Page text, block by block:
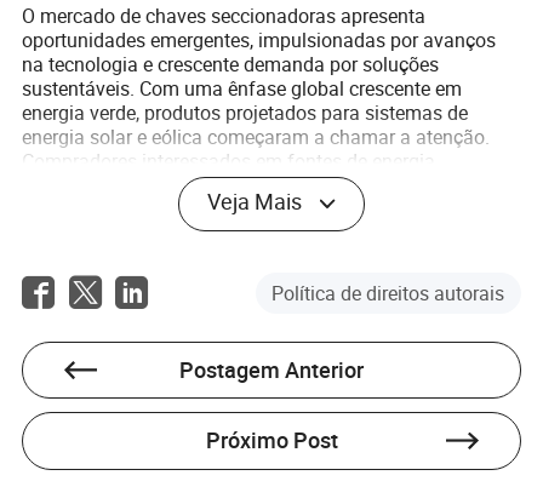
O mercado de chaves seccionadoras apresenta
oportunidades emergentes, impulsionadas por avanços
na tecnologia e crescente demanda por soluções
sustentáveis. Com uma ênfase global crescente em
energia verde, produtos projetados para sistemas de
energia solar e eólica começaram a chamar a atenção.
Compradores interessados em fontes de energia
renovável frequentemente buscam chaves seccionadoras
compatíveis com soluções verdes.
inteligentes e integração com IoT apresentam caminhos
para o crescimento. Os compradores estão em busca de
também se conectem perfeitamente com dispositivos
inteligentes, fornecendo análises e capacidades de
operação remota.
Veja Mais
Política de direitos autorais
Postagem Anterior
Próximo Post